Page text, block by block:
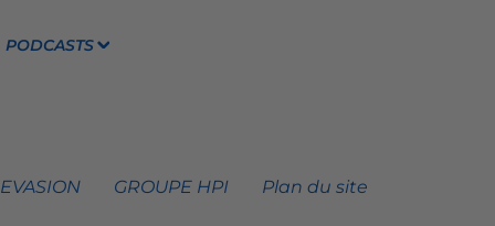
PODCASTS
GROUPE HPI Plan du site